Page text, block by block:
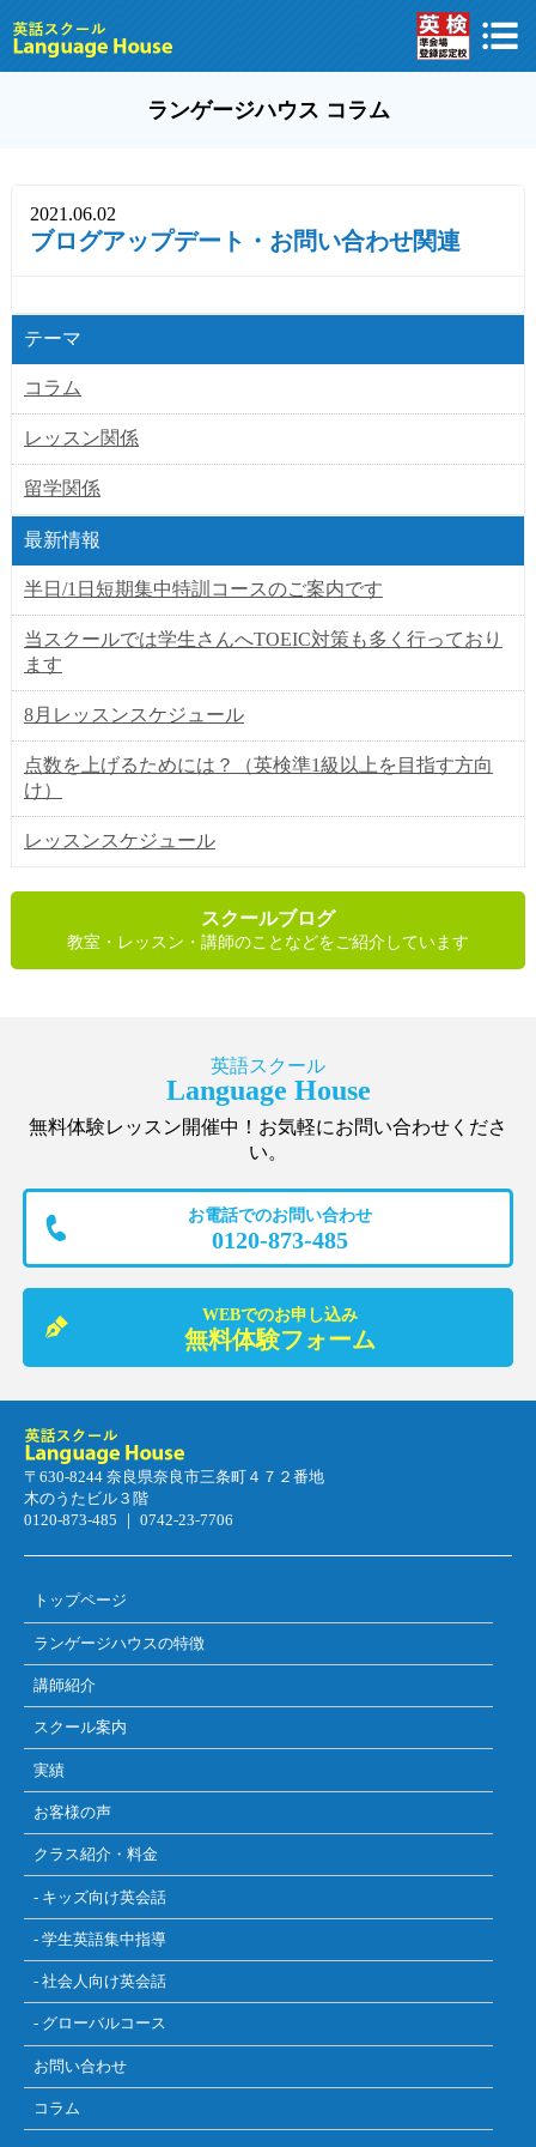
ランゲージハウス コラム
2021.06.02
ブログアップデート・お問い合わせ関連
テーマ
コラム
レッスン関係
留学関係
最新情報
半日/1日短期集中特訓コースのご案内です
当スクールでは学生さんへTOEIC対策も多く行っており
ます
8月レッスンスケジュール
点数を上げるためには？（英検準1級以上を目指す方向
け）
レッスンスケジュール
スクールブログ
教室・レッスン・講師のことなどをご紹介しています
英語スクール
Language House
無料体験レッスン開催中！お気軽にお問い合わせくださ
い。
お電話でのお問い合わせ
0120-873-485
WEBでのお申し込み
無料体験フォーム
〒630-8244 奈良県奈良市三条町４７２番地
木のうたビル３階
0120-873-485 ｜ 0742-23-7706
トップページ
ランゲージハウスの特徴
講師紹介
スクール案内
実績
お客様の声
クラス紹介・料金
- キッズ向け英会話
- 学生英語集中指導
- 社会人向け英会話
- グローバルコース
お問い合わせ
コラム